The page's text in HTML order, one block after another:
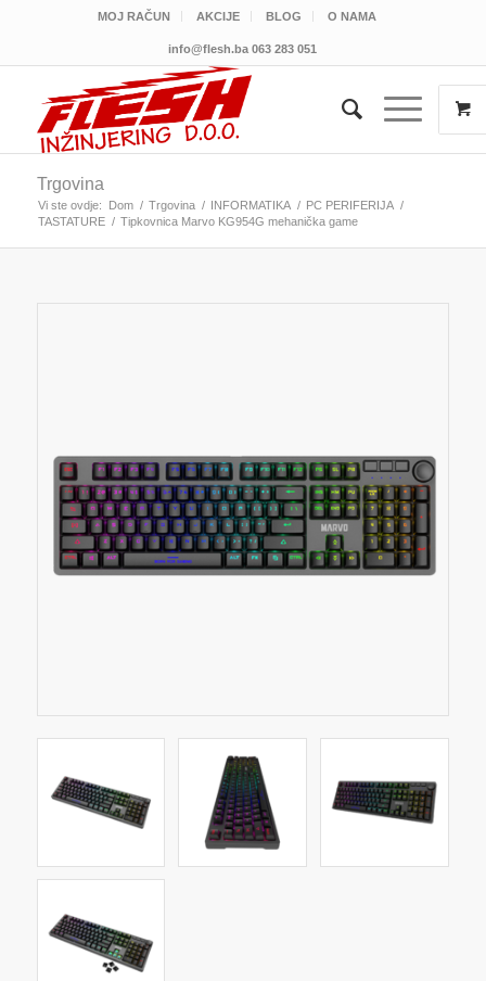
MOJ RAČUN AKCIJE BLOG O NAMA
info@flesh.ba 063 283 051
Trgovina
Vi ste ovdje: Dom / Trgovina / INFORMATIKA / PC PERIFERIJA /
TASTATURE / Tipkovnica Marvo KG954G mehanička game